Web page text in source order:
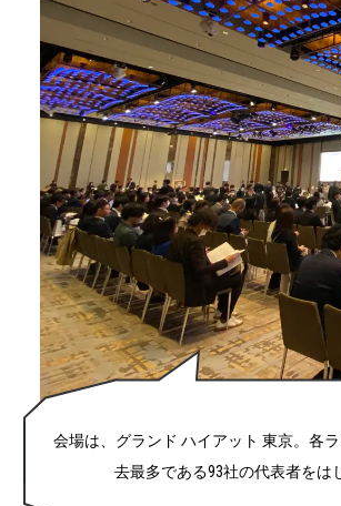
会場は、グランド ハイアット 東京。各
去最多である93社の代表者をは